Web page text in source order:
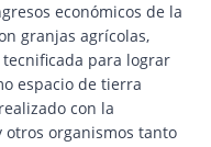
económicos de la
granjas agrícolas,
para lograr
espacio de tierra
con la
otros organismos tanto